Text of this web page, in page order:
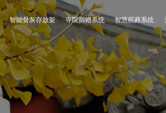
智能骨灰存放架 寺院捐赠系统 智慧殡葬系统